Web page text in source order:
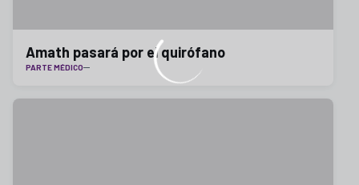
Amath pasará por el quirófano
PARTE MÉDICO